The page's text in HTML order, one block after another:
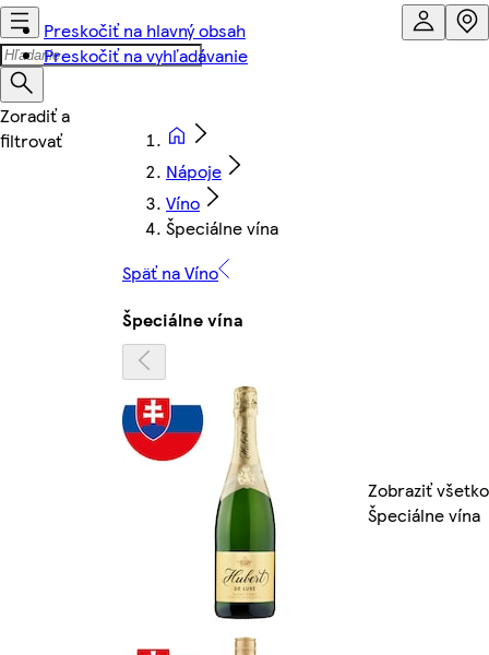
Preskočiť na hlavný obsah
Preskočiť na vyhľadávanie
Nápoje
Víno
Špeciálne vína
Späť na Víno
Špeciálne vína
Zobraziť
Špeciálne vína